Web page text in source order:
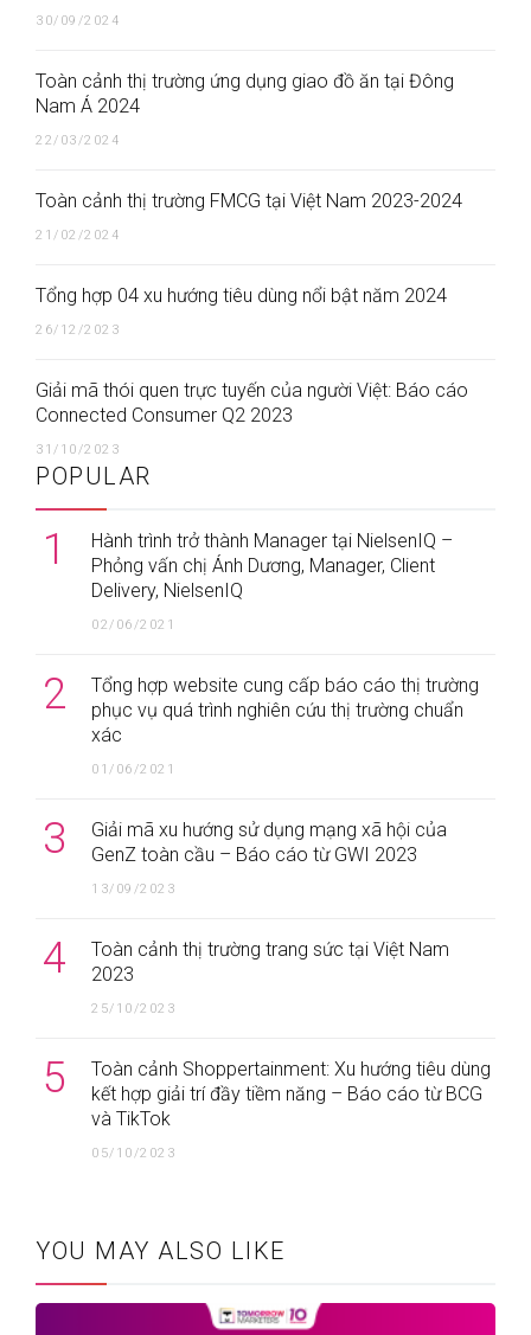
30/09/2024
Toàn cảnh thị trường ứng dụng giao đồ ăn tại Đông
Nam Á 2024
22/03/2024
Toàn cảnh thị trường FMCG tại Việt Nam 2023-2024
21/02/2024
Tổng hợp 04 xu hướng tiêu dùng nổi bật năm 2024
26/12/2023
Giải mã thói quen trực tuyến của người Việt: Báo cáo
Connected Consumer Q2 2023
31/10/2023
POPULAR
1
Hành trình trở thành Manager tại NielsenIQ –
Phỏng vấn chị Ánh Dương, Manager, Client
Delivery, NielsenIQ
02/06/2021
2
Tổng hợp website cung cấp báo cáo thị trường
phục vụ quá trình nghiên cứu thị trường chuẩn
xác
01/06/2021
3
Giải mã xu hướng sử dụng mạng xã hội của
GenZ toàn cầu – Báo cáo từ GWI 2023
13/09/2023
4
Toàn cảnh thị trường trang sức tại Việt Nam
2023
25/10/2023
5
Toàn cảnh Shoppertainment: Xu hướng tiêu dùng
kết hợp giải trí đầy tiềm năng – Báo cáo từ BCG
và TikTok
05/10/2023
YOU MAY ALSO LIKE